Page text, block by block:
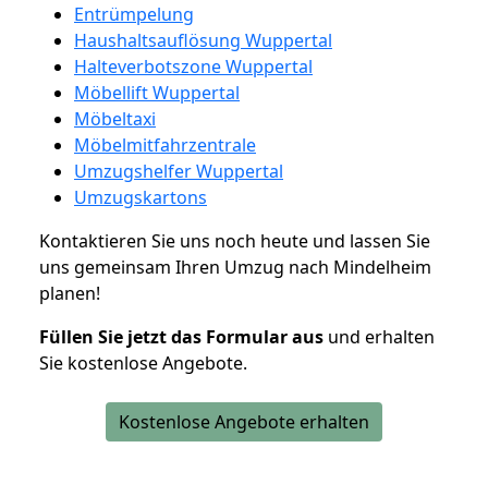
Entrümpelung
Haushaltsauflösung Wuppertal
Halteverbotszone Wuppertal
Möbellift Wuppertal
Möbeltaxi
Möbelmitfahrzentrale
Umzugshelfer Wuppertal
Umzugskartons
Kontaktieren Sie uns noch heute und lassen Sie
uns gemeinsam Ihren Umzug nach Mindelheim
planen!
Füllen Sie jetzt das Formular aus und erhalten
Sie kostenlose Angebote.
Kostenlose Angebote erhalten